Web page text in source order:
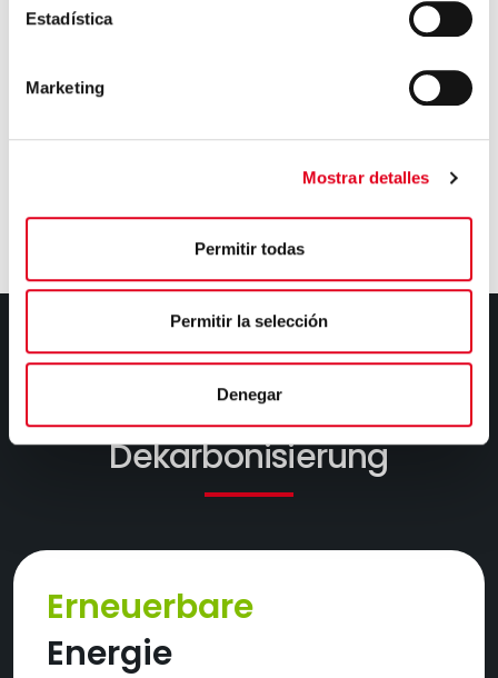
Estadística
Marketing
Mostrar detalles
Permitir todas
Permitir la selección
Denegar
H₂ /
Fortschritte in der
Dekarbonisierung
Erneuerbare
Energie